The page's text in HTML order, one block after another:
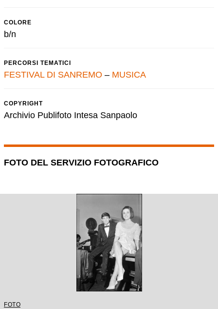
COLORE
b/n
PERCORSI TEMATICI
FESTIVAL DI SANREMO – MUSICA
COPYRIGHT
Archivio Publifoto Intesa Sanpaolo
FOTO DEL SERVIZIO FOTOGRAFICO
FOTO